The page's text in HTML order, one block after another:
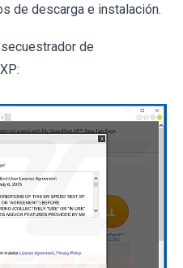
de descarga e instalación.
de